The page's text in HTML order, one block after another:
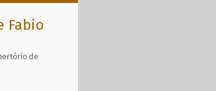
Fabio
de